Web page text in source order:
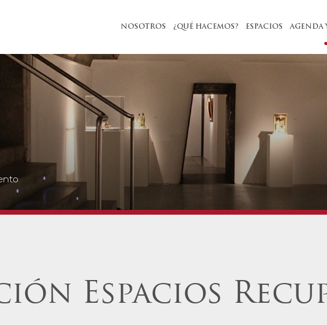
NOSOTROS ¿QUÉ HACEMOS? ESPACIOS AGENDA
Espacios